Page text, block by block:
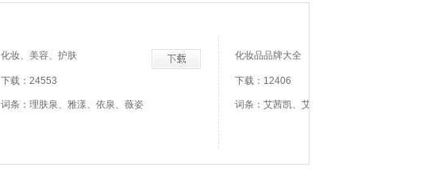
化妆、美容、护肤
下载：24553
词条：理肤泉、雅漾、依泉、薇姿
化妆品品牌大全
下载：12406
词条：艾茜凯、艾尔诗丹、雅丽莎